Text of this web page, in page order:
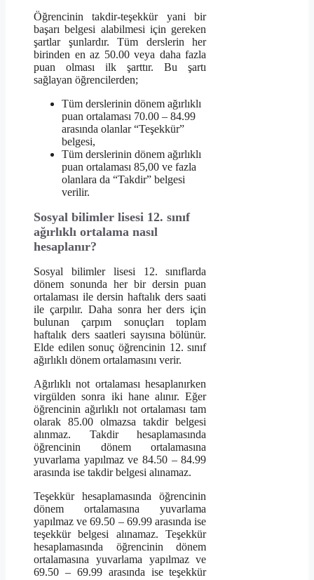
Öğrencinin takdir-teşekkür yani bir
başarı belgesi alabilmesi için gereken
şartlar şunlardır. Tüm derslerin her
birinden en az 50.00 veya daha fazla
puan olması ilk şarttır. Bu şartı
sağlayan öğrencilerden;
Tüm derslerinin dönem ağırlıklı
puan ortalaması 70.00 – 84.99
arasında olanlar “Teşekkür”
belgesi,
Tüm derslerinin dönem ağırlıklı
puan ortalaması 85,00 ve fazla
olanlara da “Takdir” belgesi
verilir.
Sosyal bilimler lisesi 12. sınıf
ağırlıklı ortalama nasıl
hesaplanır?
Sosyal bilimler lisesi 12. sınıflarda
dönem sonunda her bir dersin puan
ortalaması ile dersin haftalık ders saati
ile çarpılır. Daha sonra her ders için
bulunan çarpım sonuçları toplam
haftalık ders saatleri sayısına bölünür.
Elde edilen sonuç öğrencinin 12. sınıf
ağırlıklı dönem ortalamasını verir.
Ağırlıklı not ortalaması hesaplanırken
virgülden sonra iki hane alınır. Eğer
öğrencinin ağırlıklı not ortalaması tam
olarak 85.00 olmazsa takdir belgesi
alınmaz. Takdir hesaplamasında
öğrencinin dönem ortalamasına
yuvarlama yapılmaz ve 84.50 – 84.99
arasında ise takdir belgesi alınamaz.
Teşekkür hesaplamasında öğrencinin
dönem ortalamasına yuvarlama
yapılmaz ve 69.50 – 69.99 arasında ise
teşekkür belgesi alınamaz. Teşekkür
hesaplamasında öğrencinin dönem
ortalamasına yuvarlama yapılmaz ve
69.50 – 69.99 arasında ise teşekkür